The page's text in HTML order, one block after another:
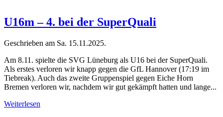
U16m – 4. bei der SuperQuali
Geschrieben am Sa. 15.11.2025.
Am 8.11. spielte die SVG Lüneburg als U16 bei der SuperQuali.
Als erstes verloren wir knapp gegen die GfL Hannover (17:19 im
Tiebreak). Auch das zweite Gruppenspiel gegen Eiche Horn
Bremen verloren wir, nachdem wir gut gekämpft hatten und lange...
Weiterlesen